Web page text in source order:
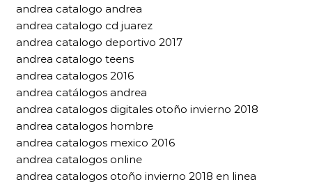
andrea catalogo andrea
andrea catalogo cd juarez
andrea catalogo deportivo 2017
andrea catalogo teens
andrea catalogos 2016
andrea catálogos andrea
andrea catalogos digitales otoño invierno 2018
andrea catalogos hombre
andrea catalogos mexico 2016
andrea catalogos online
andrea catalogos otoño invierno 2018 en linea